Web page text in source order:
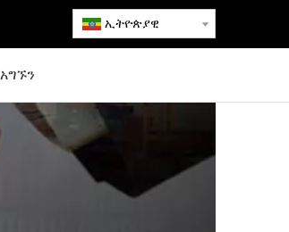
ኢትዮጵያዊ
አግኙን